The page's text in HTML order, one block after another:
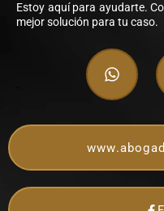
Estoy aquí para ayudarte.
mejor solución para tu caso.